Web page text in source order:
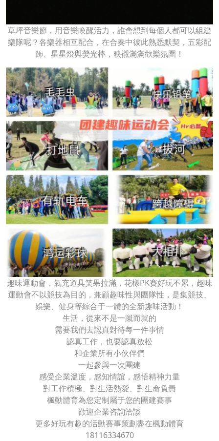
草坪音樂節，用音樂喚醒活力，誰會想到每個人都可以組建
樂隊呢？各樂器相互配合，在合奏中彼此熟悉默契，五彩配
飾、星星燈與熒光棒，映襯滿滿歡樂氛圍！
趣味運動會，氣充道具笑果拉滿，花樣PK賽好玩不累，趣味
運動會不以競技為目的，兼顧趣味性與團隊性，是集競技、
娛樂、健身等綜合于一體的全新趣味活動！
生活，從來不是一蹴而就的
需要我們去認真對待每一件事情
認真工作，也要認真放松
和企業所有小伙伴們
一起參與一次團建
感受企業溫度，感知情誼，感悟精神力量
對工作積極、對生活熱愛、對生命負責
楓動體育為您定制屬于您的團建賽事
歡迎企業咨詢洽談
更多好玩有趣的活動賽事策劃盡在楓動體育
18116334670